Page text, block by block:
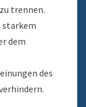
trennen.
starkem
dem
des